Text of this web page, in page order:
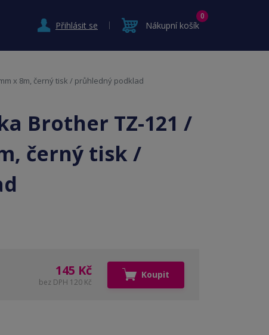
Přihlásit se Nákupní košík
0
x 8m, černý tisk / průhledný podklad
Brother TZ-121 /
černý tisk /
145 Kč
bez DPH 120 Kč
Koupit